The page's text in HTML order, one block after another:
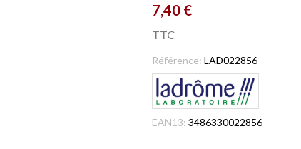
7,40 €
TTC
Référence: LAD022856
EAN13: 3486330022856